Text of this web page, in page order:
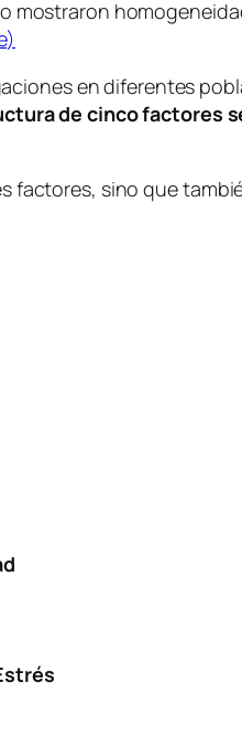
mostraron
)
en diferentes
de cinco factores
factores, sino que